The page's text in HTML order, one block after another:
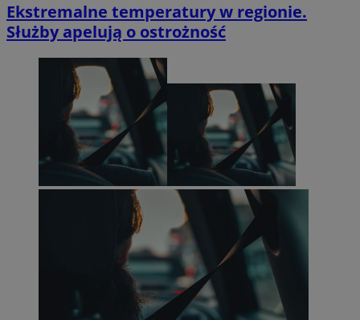
Ekstremalne temperatury w regionie.
Służby apelują o ostrożność